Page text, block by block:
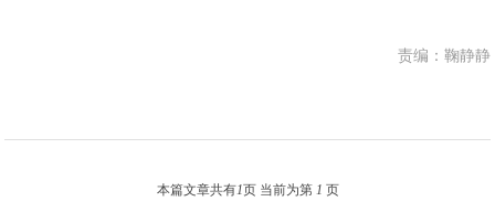
责编：鞠静静
本篇文章共有1页 当前为第 1 页